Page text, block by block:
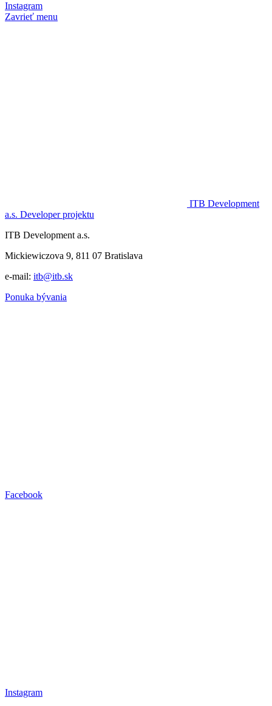
Instagram
Zavrieť menu
ITB Development
a.s. Developer projektu
ITB Development a.s.
Mickiewiczova 9, 811 07 Bratislava
e-mail: itb@itb.sk
Ponuka bývania
Facebook
Instagram